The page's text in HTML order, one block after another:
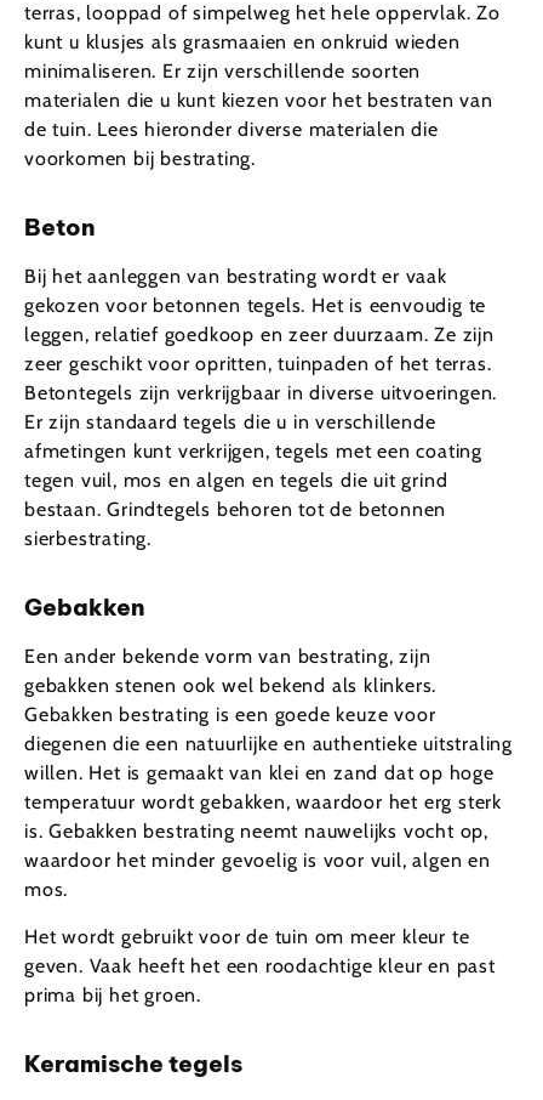
terras, looppad of simpelweg het hele oppervlak. Zo
kunt u klusjes als grasmaaien en onkruid wieden
minimaliseren. Er zijn verschillende soorten
materialen die u kunt kiezen voor het bestraten van
de tuin. Lees hieronder diverse materialen die
voorkomen bij bestrating.
Beton
Bij het aanleggen van bestrating wordt er vaak
gekozen voor betonnen tegels. Het is eenvoudig te
leggen, relatief goedkoop en zeer duurzaam. Ze zijn
zeer geschikt voor opritten, tuinpaden of het terras.
Betontegels zijn verkrijgbaar in diverse uitvoeringen.
Er zijn standaard tegels die u in verschillende
afmetingen kunt verkrijgen, tegels met een coating
tegen vuil, mos en algen en tegels die uit grind
bestaan. Grindtegels behoren tot de betonnen
sierbestrating.
Gebakken
Een ander bekende vorm van bestrating, zijn
gebakken stenen ook wel bekend als klinkers.
Gebakken bestrating is een goede keuze voor
diegenen die een natuurlijke en authentieke uitstraling
willen. Het is gemaakt van klei en zand dat op hoge
temperatuur wordt gebakken, waardoor het erg sterk
is. Gebakken bestrating neemt nauwelijks vocht op,
waardoor het minder gevoelig is voor vuil, algen en
mos.
Het wordt gebruikt voor de tuin om meer kleur te
geven. Vaak heeft het een roodachtige kleur en past
prima bij het groen.
Keramische tegels